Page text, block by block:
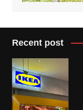
Recent post